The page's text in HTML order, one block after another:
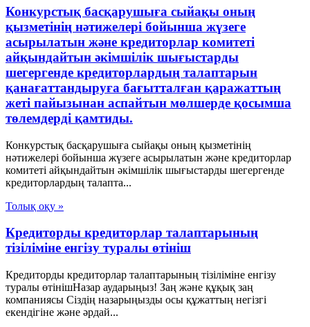
Конкурстық басқарушыға сыйақы оның
қызметінің нәтижелері бойынша жүзеге
асырылатын және кредиторлар комитеті
айқындайтын әкімшілік шығыстарды
шегергенде кредиторлардың талаптарын
қанағаттандыруға бағытталған қаражаттың
жеті пайызынан аспайтын мөлшерде қосымша
төлемдерді қамтиды.
Конкурстық басқарушыға сыйақы оның қызметінің
нәтижелері бойынша жүзеге асырылатын және кредиторлар
комитеті айқындайтын әкімшілік шығыстарды шегергенде
кредиторлардың талапта...
Толық оқу »
Кредиторды кредиторлар талаптарының
тізіліміне енгізу туралы өтініш
Кредиторды кредиторлар талаптарының тізіліміне енгізу
туралы өтінішНазар аударыңыз! Заң және құқық заң
компаниясы Сіздің назарыңызды осы құжаттың негізгі
екендігіне және әрдай...